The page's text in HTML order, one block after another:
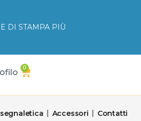
DI STAMPA PIÙ
0
Carrello
Accessori Contatti